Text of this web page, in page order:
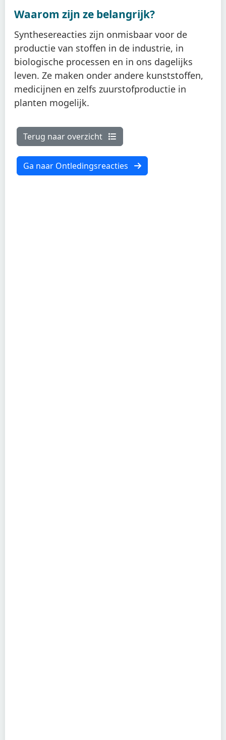
Waarom zijn ze belangrijk?
Synthesereacties zijn onmisbaar voor de
productie van stoffen in de industrie, in
biologische processen en in ons dagelijks
leven. Ze maken onder andere kunststoffen,
medicijnen en zelfs zuurstofproductie in
planten mogelijk.
Terug naar overzicht
Ga naar Ontledingsreacties